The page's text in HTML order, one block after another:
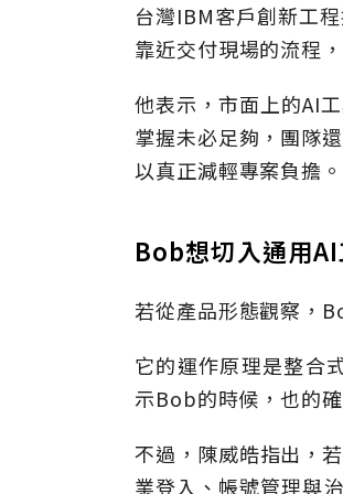
台灣IBM客戶創新工
靠近交付現場的流程
他表示，市面上的AI
掌握未必足夠，團隊
以真正減輕專案負擔。
Bob想切入通用
若從產品形態觀察，
它的運作原理是整合
示Bob的時候，也的
不過，陳威皓指出，
業登入、帳號管理與